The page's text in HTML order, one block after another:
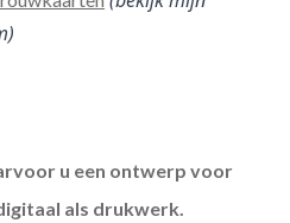
u een ontwerp voor
als drukwerk.